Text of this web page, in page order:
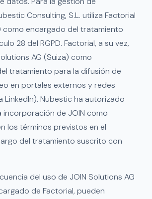
Consulting, S.L. utiliza Factorial
como encargado del tratamiento
28 del RGPD. Factorial, a su vez,
AG (Suiza) como
tratamiento para la difusión de
en portales externos y redes
LinkedIn). Nubestic ha autorizado
incorporación de JOIN como
los términos previstos en el
del tratamiento suscrito con
del uso de JOIN Solutions AG
de Factorial, pueden